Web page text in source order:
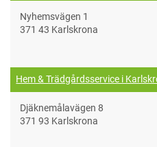
Nyhemsvägen 1
371 43 Karlskrona
Hem & Trädgårdsservice i
Djäknemålavägen 8
371 93 Karlskrona